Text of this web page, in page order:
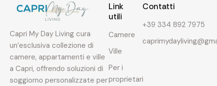
Capri My Day Living cura
un’esclusiva collezione di
camere, appartamenti e ville
a Capri, offrendo soluzioni di
soggiorno personalizzate per
Link
utili
Camere
Ville
Per i
proprietari
Contatti
+39 334 892 7975